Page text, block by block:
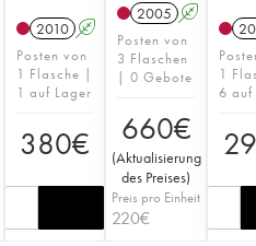
2010 A
Posten von
1 Flasche |
1 auf Lager
380€
2005 A
Posten von
3 Flaschen
| 0 Gebote
660€
(Aktualisierung
des Preises)
Preis pro Einheit
220€
1
6 auf